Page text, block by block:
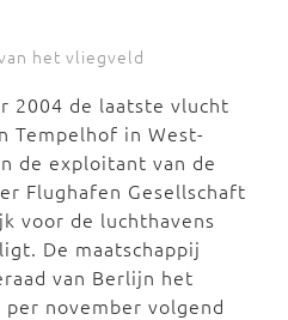
het vliegveld
2004 de laatste vlucht
Tempelhof in West-
de exploitant van de
Flughafen Gesellschaft
voor de luchthavens
De maatschappij
van Berlijn het
november volgend